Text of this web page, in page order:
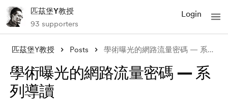
匹茲堡Y教授
93 supporters
Login
匹茲堡Y教授 Posts 學術曝光的網路流量密碼 — 系列導讀
學術曝光的網路流量密碼 — 系
列導讀